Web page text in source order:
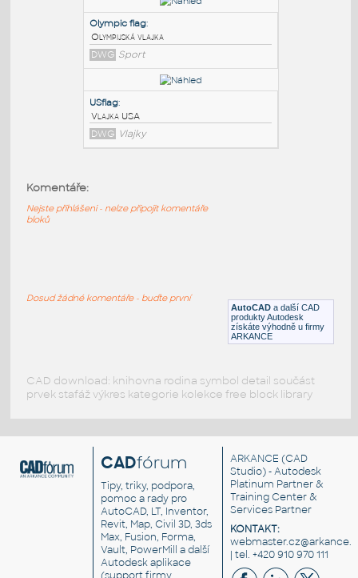
Vlajka Slovensko
DWG Vlajky
Britská vlajka
DWG Vlajky
DWG Sport
AutoCAD a další CAD
produkty Autodesk
získáte výhodně u firmy
ARKANCE
Komentáře:
Nejste přihlášeni - nelze připojit komentáře
bloků
Dosud žádné komentáře - buďte první
CAD download: knihovna rodina symbol detail součást
prvek stafáž výkres kategorie kolekce free block library
CADfórum
Tipy, triky, podpora,
pomoc a rady pro
AutoCAD, LT, Inventor,
Revit, Map, Civil 3D, 3ds
Max, Fusion, Forma,
Vault, PowerMill a další
Autodesk aplikace
ARKANCE (CAD
Studio) - Autodesk
Platinum Partner &
Training Center &
Services Partner
KONTAKT:
| tel. +420 910 970 111